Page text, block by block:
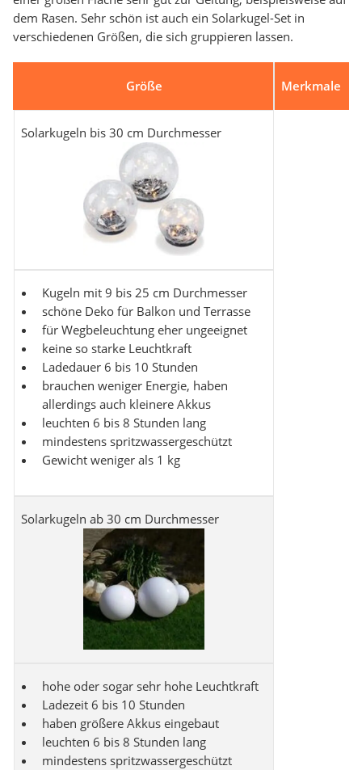
dem Rasen. Sehr schön ist auch ein Solarkugel-Set in
verschiedenen Größen, die sich gruppieren lassen.
Größe Merkmale
Solarkugeln bis 30 cm Durchmesser
Kugeln mit 9 bis 25 cm Durchmesser
schöne Deko für Balkon und Terrasse
für Wegbeleuchtung eher ungeeignet
keine so starke Leuchtkraft
Ladedauer 6 bis 10 Stunden
brauchen weniger Energie, haben
allerdings auch kleinere Akkus
leuchten 6 bis 8 Stunden lang
mindestens spritzwassergeschützt
Gewicht weniger als 1 kg
Solarkugeln ab 30 cm Durchmesser
hohe oder sogar sehr hohe Leuchtkraft
Ladezeit 6 bis 10 Stunden
haben größere Akkus eingebaut
leuchten 6 bis 8 Stunden lang
mindestens spritzwassergeschützt